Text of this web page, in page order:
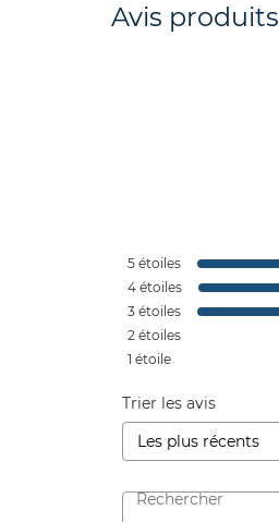
Avis produits
5 étoiles
4 étoiles
3 étoiles
2 étoiles
1 étoile
Trier les avis